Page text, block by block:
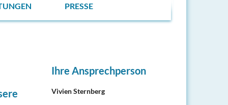
PRESSE
Ihre Ansprechperson
Vivien Sternberg